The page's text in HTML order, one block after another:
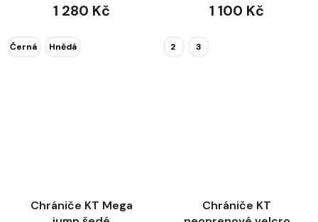
1 280 Kč
Černá Hnědá
1 100 Kč
2 3
Chrániče KT Mega
Chrániče KT